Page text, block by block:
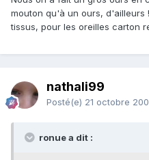
mouton qu'à un ours, d'ailleurs
tissus, pour les oreilles carton
nathali99
Posté(e) 21 octobre
ronue a dit :